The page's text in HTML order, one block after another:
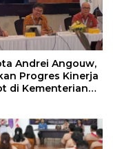
Andrei Angouw,
Progres Kinerja
di Kementerian